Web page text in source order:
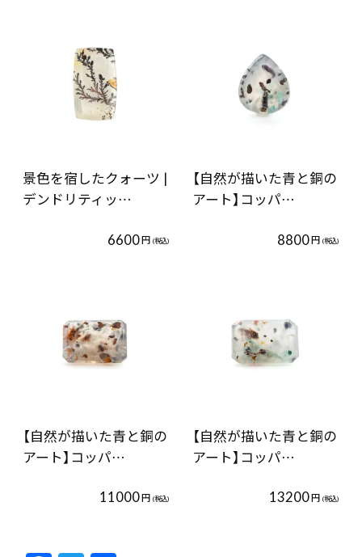
景色を宿したクォーツ |
デンドリティッ…
6600円 (税込)
【自然が描いた青と銅の
アート】コッパ…
8800円 (税込)
【自然が描いた青と銅の
アート】コッパ…
11000円 (税込)
【自然が描いた青と銅の
アート】コッパ…
13200円 (税込)